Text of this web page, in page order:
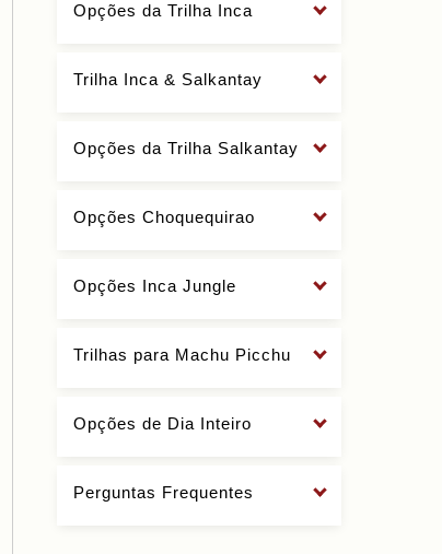
Opções da Trilha Inca
Trilha Inca & Salkantay
Opções da Trilha Salkantay
Opções Choquequirao
Opções Inca Jungle
Trilhas para Machu Picchu
Opções de Dia Inteiro
Perguntas Frequentes